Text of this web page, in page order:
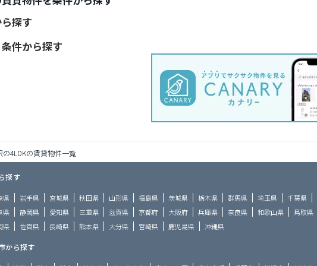
探す
件から探す
の4LDKの賃貸物件一覧
探す
県 岩手県 宮城県 秋田県 山形県 福島県 茨城県 栃木県 群馬県 埼玉県 千葉県
県 静岡県 愛知県 三重県 滋賀県 京都府 大阪府 兵庫県 奈良県 和歌山県 鳥取県
県 佐賀県 長崎県 熊本県 大分県 宮崎県 鹿児島県 沖縄県
から探す